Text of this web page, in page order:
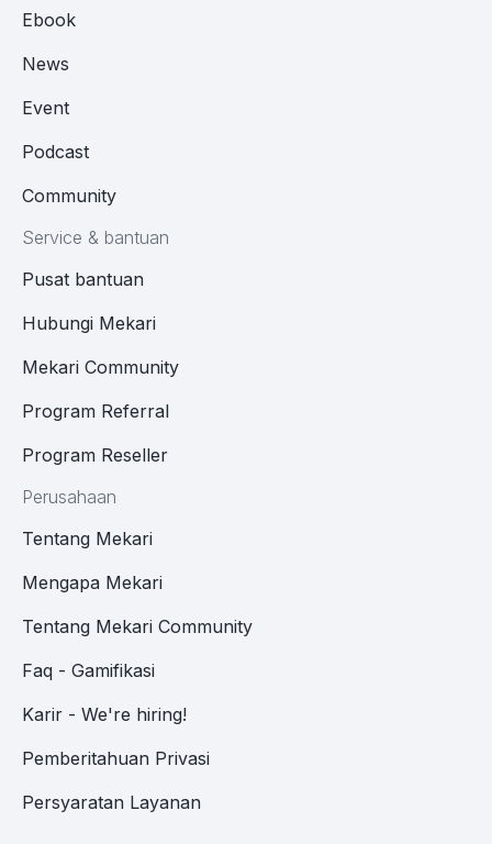
Ebook
News
Event
Podcast
Community
Service & bantuan
Pusat bantuan
Hubungi Mekari
Mekari Community
Program Referral
Program Reseller
Perusahaan
Tentang Mekari
Mengapa Mekari
Tentang Mekari Community
Faq - Gamifikasi
Karir - We're hiring!
Pemberitahuan Privasi
Persyaratan Layanan